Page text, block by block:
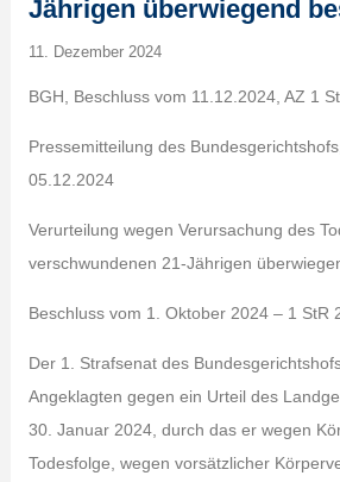
Jährigen überwiegend
11. Dezember 2024
BGH, Beschluss vom 11.12.2024, AZ 1
Pressemitteilung des
05.12.2024
Verurteilung wegen Verursachung des
verschwundenen 21-Jährigen
Beschluss vom 1. Oktober 2024 – 1 StR
Der 1. Strafsenat des
Angeklagten gegen ein Urteil des
30. Januar 2024, durch das er wegen
Todesfolge, wegen vorsätzlicher